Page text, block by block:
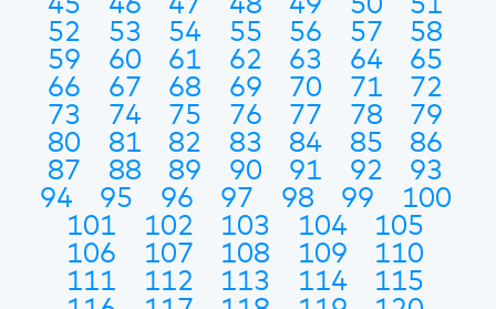
52
53 54 55 56 57
58
59
60 61 62 63 64
65
66
67 68 69 70 71
72
73
74 75 76 77 78
79
80
81 82 83 84 85
86
87
88 89 90 91 92
93
94
95 96 97 98 99
100
101
102 103 104
105
106
107 108 109
110
111
112 113 114
115